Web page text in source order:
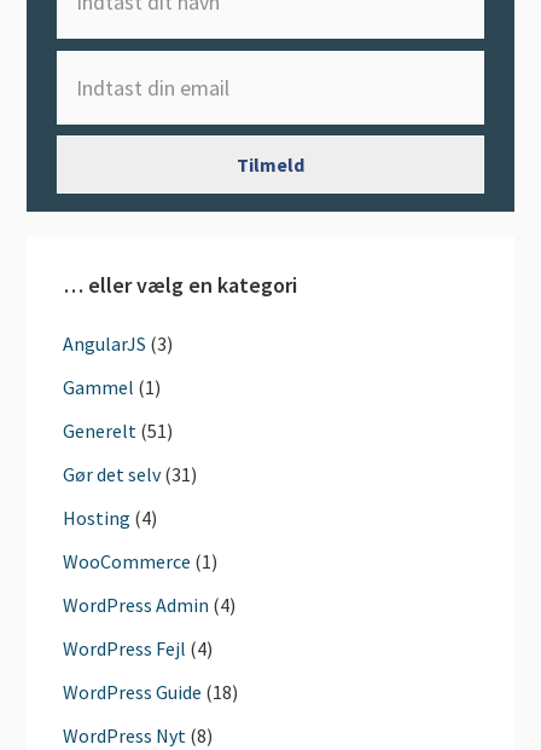
… eller vælg en kategori
AngularJS (3)
Gammel (1)
Generelt (51)
Gør det selv(31)
Hosting (4)
WooCommerce (1)
WordPress Admin (4)
WordPress Fejl (4)
WordPress Guide (18)
WordPress Nyt (8)